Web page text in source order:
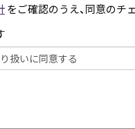
をご確認のうえ、同意のチ
扱いに同意する